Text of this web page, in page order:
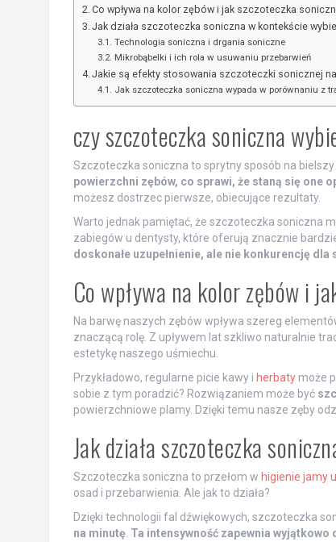
Co wpływa na kolor zębów i jak szczoteczka
Jak działa szczoteczka soniczna w kontekście
Technologia soniczna i drgania soniczne
Mikrobąbelki i ich rola w usuwaniu przebarwień
Jakie są efekty stosowania szczoteczki sonicznej
Jak szczoteczka soniczna wypada w porównaniu z
czy szczoteczka soniczna
Szczoteczka soniczna to sprytny sposób na bielszy
powierzchni zębów, co sprawi, że staną się one
możesz dostrzec pierwsze, obiecujące rezultaty.
Warto jednak pamiętać, że szczoteczka soniczna
zabiegów u dentysty, które oferują znacznie
doskonałe uzupełnienie, ale nie konkurencję
Co wpływa na kolor zębów i
Na barwę naszych zębów wpływa szereg
znaczącą rolę. Z upływem lat szkliwo naturalnie
estetykę naszego uśmiechu.
Przykładowo, regularne picie kawy i herbatymoże
sobie z tym poradzić? Rozwiązaniem może być
powierzchniowe plamy. Dzięki temu nasze zęby
Jak działa szczoteczka
Szczoteczka soniczna to przełom w higienie jamy
osad i przebarwienia. Ale jak to działa?
Dzięki technologii fal dźwiękowych, szczoteczka
na minutę Ta intensywność zapewnia wyjątkowo